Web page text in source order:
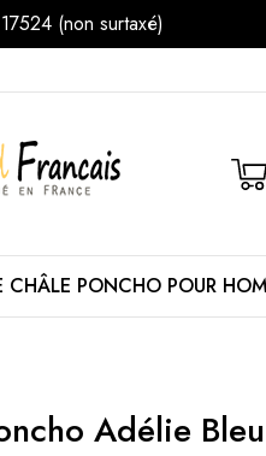
(non surtaxé)
CHÂLE PONCHO POUR
Adélie Bleu